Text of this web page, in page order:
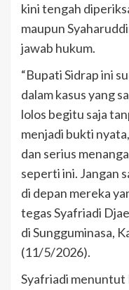
kini tengah
maupun
jawab hukum.
“Bupati Sidrap ini
dalam kasus yang
lolos begitu saja
menjadi bukti
dan serius
seperti ini. Jangan
di depan mereka
tegas Syafriadi
di Sungguminasa,
(11/5/2026).
Syafriadi menuntut